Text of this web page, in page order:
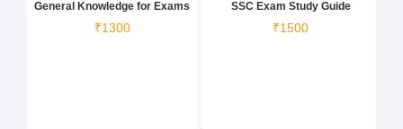
General Knowledge for Exams
₹1300
SSC Exam Study Guide
₹1500